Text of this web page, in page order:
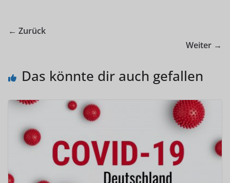
← Zurück
Weiter →
Das könnte dir auch gefallen